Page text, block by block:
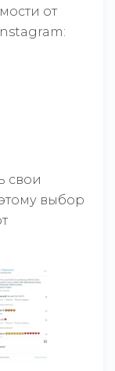
от
свои
выбор